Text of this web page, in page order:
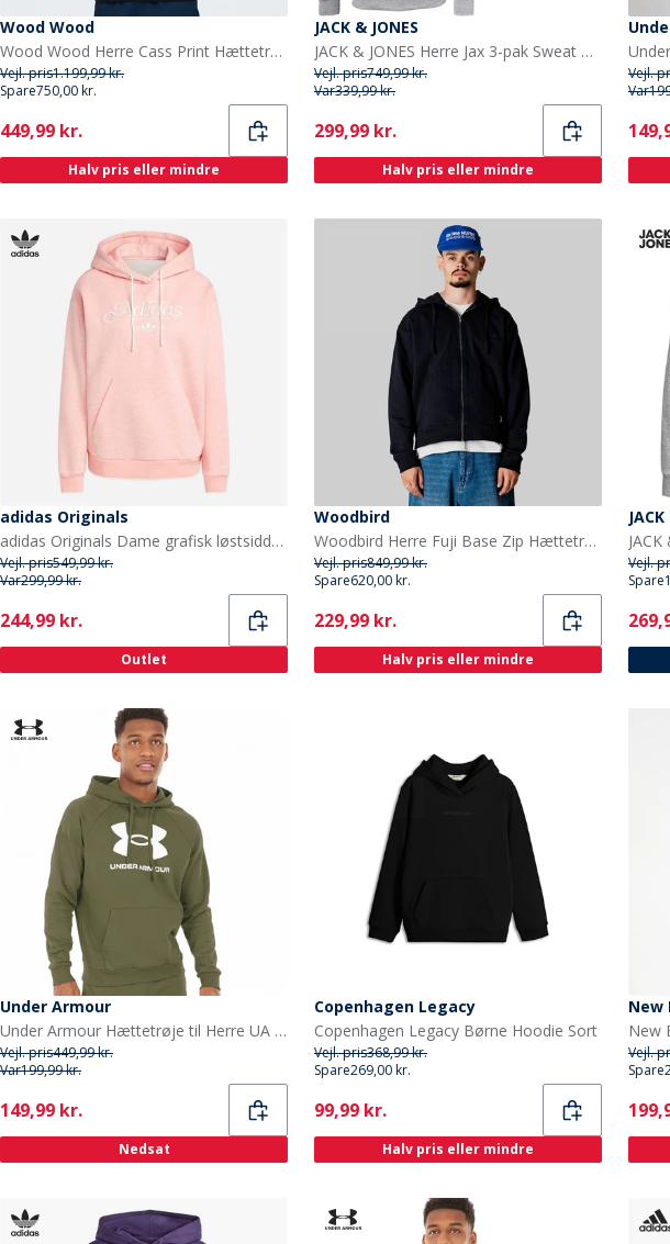
Wood Wood
Wood Wood Herre Cass Print Hættetrøje Sort
Vejl. pris1.199,99 kr.
Spare750,00 kr.
Current
449,99 kr.
Halv pris eller mindre
JACK & JONES
JACK & JONES Herre Jax 3-pak Sweat Hoodies Tap Sko/Lysegrå Melange/Marineblå Blazer
Vejl. pris749,99 kr.
Var339,99 kr.
Current
299,99 kr.
Halv pris eller mindre
Vejl.
Var
adidas Originals
adidas Originals Dame grafisk løstsiddende hoodie Sem Pink Spark Mel
Vejl. pris549,99 kr.
Var299,99 kr.
Current
244,99 kr.
Outlet
Woodbird
Woodbird Herre Fuji Base Zip Hættetrøje Sort
Vejl. pris849,99 kr.
Spare620,00 kr.
Current
229,99 kr.
Halv pris eller mindre
Vejl.
Spare
Under Armour
Under Armour Hættetrøje til Herre UA Rival Fleece Logo Marine OD Grøn/Hvid
Vejl. pris449,99 kr.
Var199,99 kr.
Current
149,99 kr.
Nedsat
Copenhagen Legacy
Copenhagen Legacy Børne Hoodie Sort
Vejl. pris368,99 kr.
Spare269,00 kr.
Current
99,99 kr.
Halv pris eller mindre
New
Vejl.
Spare